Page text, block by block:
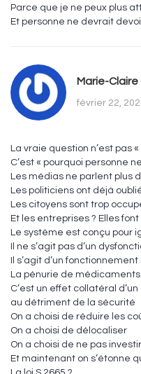
Parce que je ne peux plus
Et personne ne devrait
Marie-
février 22,
La vraie question n’est pas
C’est « pourquoi personne
Les médias ne parlent plus
Les politiciens ont déjà
Les citoyens sont trop
Et les entreprises ? Elles
Le système est conçu pour
Il ne s’agit pas d’un
Il s’agit d’un fonctionnement
La pénurie de
C’est un effet collatéral
au détriment de la sécurité
On a choisi de réduire les
On a choisi de délocaliser
On a choisi de ne pas investir
Et maintenant on s’étonne